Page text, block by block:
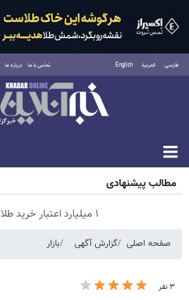
فارسی العربية English تماس با ما درباره ما
جمعه ۱۶ مرداد ۱۴۰۵
مطالب پیشنهادی
۱ میلیارد اعتبار خرید طلا | بدون ضامن و چک
صفحه اصلی گزارش آگهی بازار
۳ نفر